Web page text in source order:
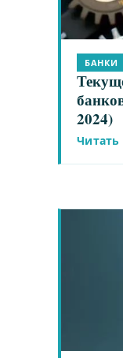
БАНКИ
2024)